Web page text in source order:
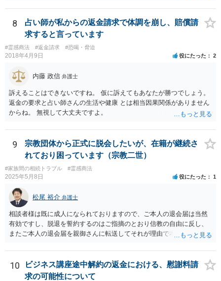
す。 費用は後回しでいいでしょう。 勝てる事案かどうかの見極めが先
ですから。
8
占い師が私からの返金請求で体調を崩し、賠償請
求すると言っています
#霊感商法 #返金請求 #恐喝・脅迫
2018年4月9日 役にたった 2
内藤 政信 弁護士
訴えることはできないですね。 仮に訴えてもあなたが勝つでしょう。
返金の要求と占い師さんの生活や健康 とは相当因果関係がありません
からね。 無視して大丈夫ですよ。
9
宗教団体から正式に脱会したいが、在籍が継続さ
れており困っています（宗教二世）
#家族間の相続トラブル #霊感商法
2025年5月8日 役にたった 1
松尾 裕介 弁護士
相談者様は既に成人になられておりますので、ご本人の退会届は当然
有効ですし、脱退を誓約するのはご指摘のとおり信教の自由に反し、
またご本人の退会届を親御さんに転送してそれが理由で本部が退会に
ような理由で、誠実に対応いただけなければ損害賠償請求も検討する
旨申し入れたうえで、弁護士名義等で、退会証明等を依頼する内容証
明郵便を本部宛に送付することが考えられるかと思います。
10
ビジネス講座途中解約の返金における、慰謝料請
求の可能性について